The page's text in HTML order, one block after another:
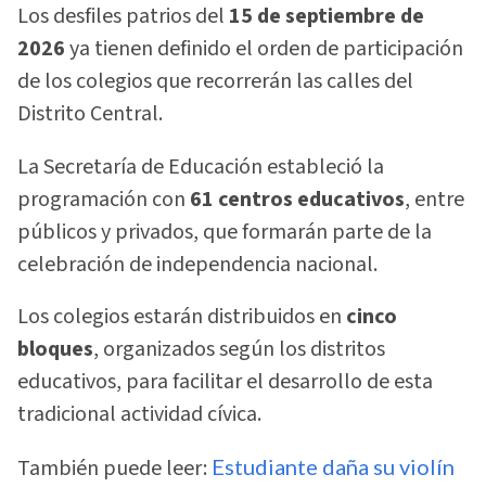
Los desfiles patrios del 15 de septiembre de
2026ya tienen definido el orden de participación
de los colegios que recorrerán las calles del
Distrito Central.
La Secretaría de Educación estableció la
programación con 61 centros educativos, entre
públicos y privados, que formarán parte de la
celebración de independencia nacional.
Los colegios estarán distribuidos en cinco
bloques, organizados según los distritos
educativos, para facilitar el desarrollo de esta
tradicional actividad cívica.
También puede leer: Estudiante daña su violín